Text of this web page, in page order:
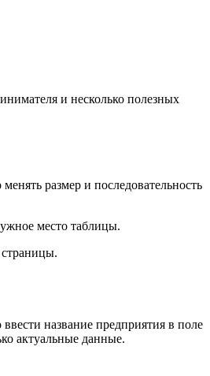
и несколько полезных
размер и последовательность
место таблицы.
страницы.
название предприятия в поле
актуальные данные.